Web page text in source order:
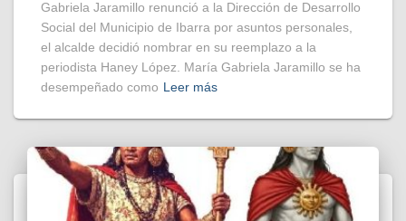
Gabriela Jaramillo renunció a la Dirección de Desarrollo
Social del Municipio de Ibarra por asuntos personales,
el alcalde decidió nombrar en su reemplazo a la
periodista Haney López. María Gabriela Jaramillo se ha
desempeñado como Leer más